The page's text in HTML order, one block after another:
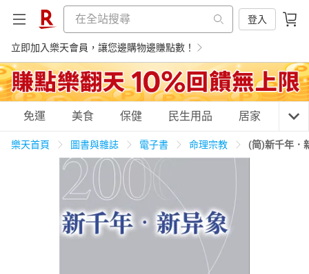
登入
立即加入樂天會員，讓您邊購物邊賺點數！
購物網分類
美食蛋糕
運動休閒
免運 美食 保健 民生用品 居家 3C
樂天首頁 圖書與雜誌 電子書 命理宗教 (简)新千年．